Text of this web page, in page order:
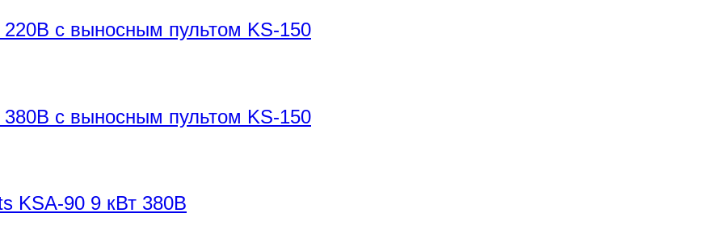
220В с выносным пультом KS-150
380В с выносным пультом KS-150
KSA-90 9 кВт 380В